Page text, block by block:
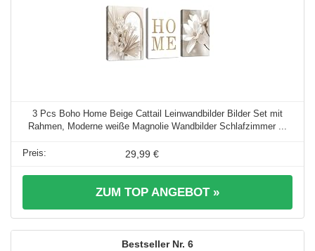
3 Pcs Boho Home Beige Cattail Leinwandbilder Bilder Set mit
Rahmen, Moderne weiße Magnolie Wandbilder Schlafzimmer ...
29,99 €
ZUM TOP ANGEBOT »
6